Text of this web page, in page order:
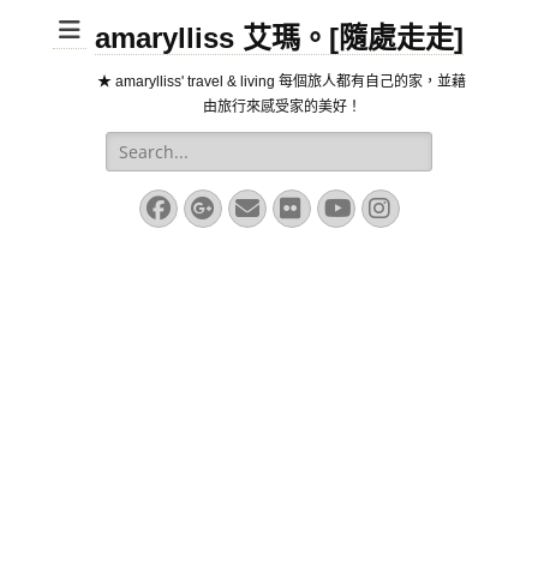
amarylliss 艾瑪。[隨處走走]
★ amarylliss' travel & living 每個旅人都有自己的家，並藉
由旅行來感受家的美好！
Search
for:
Facebook
Googleplus
EmailFlickrYouTube
Instagram